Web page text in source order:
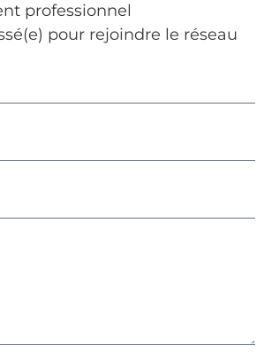
professionnel
pour rejoindre le réseau